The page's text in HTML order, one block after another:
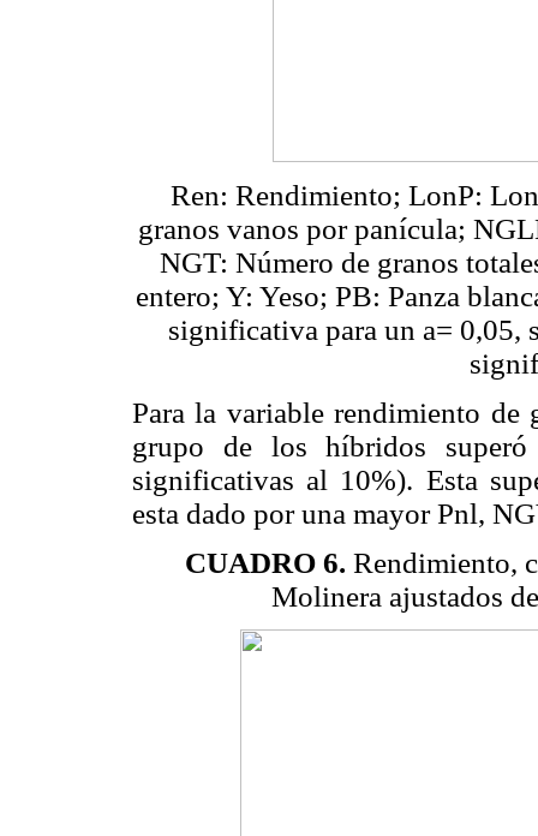
Ren: Rendimiento; LonP:
granos vanos por panícula;
NGT: Número de granos
entero; Y: Yeso; PB: Panza
significativa para un a= 0,05,
Para la variable rendimiento de
grupo de los híbridos
significativas al 10%). Esta
esta dado por una mayor Pnl,
CUADRO 6. Rendimiento,
Molinera ajustados